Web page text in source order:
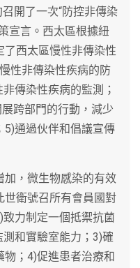
開了一次“防控非傳染
宣言。西太區根據紐
西太區慢性非傳染性
性非傳染性疾病的防
傳染性疾病的監測；
跨部門的行動，減少
5)通過伙伴和倡議宣傳
加，微生物感染的有效
世衛號召所有會員國對
力制定一個抵禦抗菌
和實驗室能力；3)確
；4)促進患者治療和